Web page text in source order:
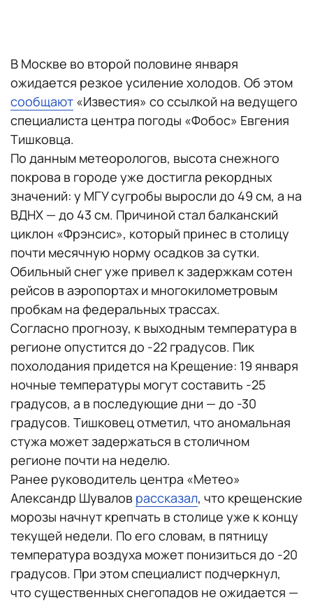
В Москве во второй половине января
ожидается резкое усиление холодов. Об этом
сообщают «Известия» со ссылкой на ведущего
специалиста центра погоды «Фобос» Евгения
Тишковца.
По данным метеорологов, высота снежного
покрова в городе уже достигла рекордных
значений: у МГУ сугробы выросли до 49 см, а на
ВДНХ — до 43 см. Причиной стал балканский
циклон «Фрэнсис», который принес в столицу
почти месячную норму осадков за сутки.
Обильный снег уже привел к задержкам сотен
рейсов в аэропортах и многокилометровым
пробкам на федеральных трассах.
Согласно прогнозу, к выходным температура в
регионе опустится до -22 градусов. Пик
похолодания придется на Крещение: 19 января
ночные температуры могут составить -25
градусов, а в последующие дни — до -30
градусов. Тишковец отметил, что аномальная
стужа может задержаться в столичном
регионе почти на неделю.
Ранее руководитель центра «Метео»
Александр Шувалов рассказал, что крещенские
морозы начнут крепчать в столице уже к концу
текущей недели. По его словам, в пятницу
температура воздуха может понизиться до -20
градусов. При этом специалист подчеркнул,
что существенных снегопадов не ожидается —